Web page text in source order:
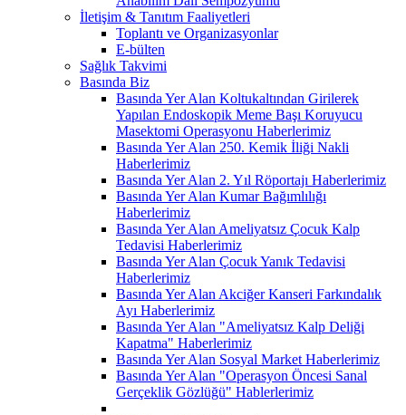
İletişim & Tanıtım Faaliyetleri
Toplantı ve Organizasyonlar
E-bülten
Sağlık Takvimi
Basında Biz
Basında Yer Alan Koltukaltından Girilerek
Yapılan Endoskopik Meme Başı Koruyucu
Masektomi Operasyonu Haberlerimiz
Basında Yer Alan 250. Kemik İliği Nakli
Haberlerimiz
Basında Yer Alan 2. Yıl Röportajı Haberlerimiz
Basında Yer Alan Kumar Bağımlılığı
Haberlerimiz
Basında Yer Alan Ameliyatsız Çocuk Kalp
Tedavisi Haberlerimiz
Basında Yer Alan Çocuk Yanık Tedavisi
Haberlerimiz
Basında Yer Alan Akciğer Kanseri Farkındalık
Ayı Haberlerimiz
Basında Yer Alan "Ameliyatsız Kalp Deliği
Kapatma" Haberlerimiz
Basında Yer Alan Sosyal Market Haberlerimiz
Basında Yer Alan "Operasyon Öncesi Sanal
Gerçeklik Gözlüğü" Hablerlerimiz